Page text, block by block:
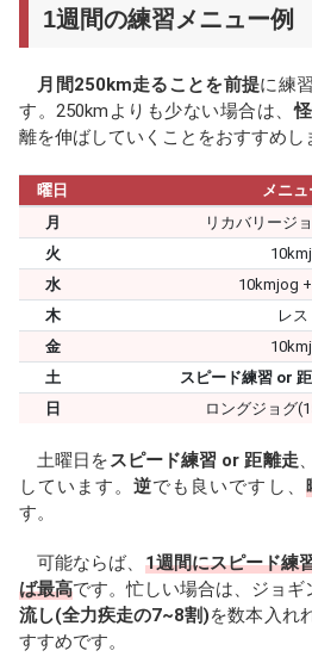
1週間の練習メニュー例
月間250km走ることを前提に練
す。250kmよりも少ない場合は、
離を伸ばしていくことをおすすめし
曜日
メニュ
月
リカバリージ
火
水
10kmjog
木
レス
金
土
スピード練習 or
日
ロングジョグ
土曜日をスピード練習 or 距離走
しています。逆でも良いですし、
す。
可能ならば、 1週間にスピード練
ば最高です。忙しい場合は、ジョギ
流し(全力疾走の7~8割)を数本入れ
すすめです。